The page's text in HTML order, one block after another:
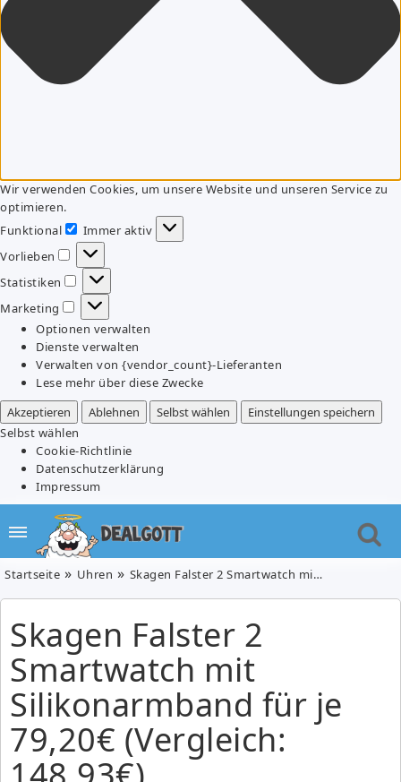
Wir verwenden Cookies, um unsere Website und unseren Service zu
optimieren.
Funktional
Funktional
Immer aktiv
Vorlieben
Vorlieben
Statistiken
Statistiken
Marketing
Marketing
Optionen verwalten
Dienste verwalten
Verwalten von {vendor_count}-Lieferanten
Lese mehr über diese Zwecke
Akzeptieren
Ablehnen Selbst wählen
Einstellungen speichern
Selbst wählen
Cookie-Richtlinie
Datenschutzerklärung
Impressum
Startseite Uhren Skagen Falster 2 Smartwatch mit Silikonarmband für je 79,20€ (Vergleich: 148,93€)
Skagen Falster 2
Smartwatch mit
Silikonarmband für je
79,20€ (Vergleich: